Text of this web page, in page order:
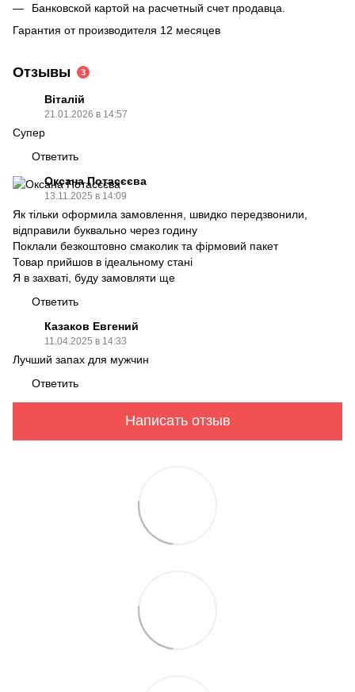
Банковской картой на расчетный счет продавца.
Гарантия от производителя 12 месяцев
Отзывы 3
Віталій
21.01.2026 в 14:57
Супер
Ответить
Оксана Потасєєва
13.11.2025 в 14:09
Як тільки оформила замовлення, швидко передзвонили,
відправили буквально через годину
Поклали безкоштовно смаколик та фірмовий пакет
Товар прийшов в ідеальному стані
Я в захваті, буду замовляти ще
Ответить
Казаков Евгений
11.04.2025 в 14:33
Лучший запах для мужчин
Ответить
Написать отзыв